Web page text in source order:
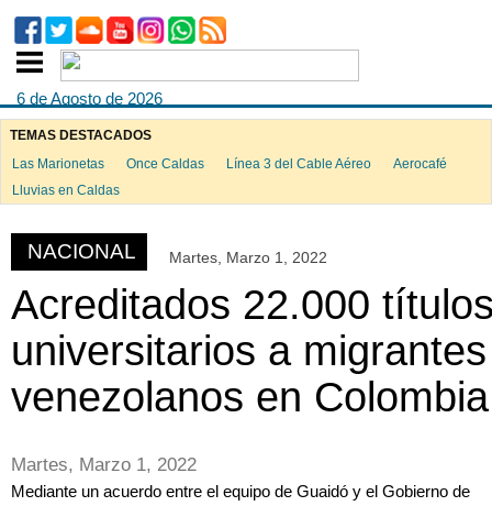
6 de Agosto de 2026
TEMAS DESTACADOS
Las Marionetas
Once Caldas Línea 3 del Cable Aéreo
Aerocafé
Lluvias en Caldas
NACIONAL Martes, Marzo 1, 2022
Acreditados 22.000
universitarios a migrantes
venezolanos en Colombia
Martes, Marzo 1, 2022
Mediante un acuerdo entre el equipo de Guaidó y el Gobierno de